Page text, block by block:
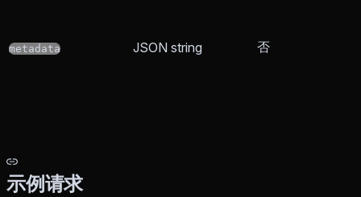
metadata JSON string 否
示例请求